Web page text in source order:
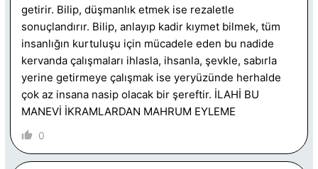
getirir. Bilip, düşmanlık etmek ise rezaletle
sonuçlandırır. Bilip, anlayıp kadir kıymet bilmek, tüm
insanlığın kurtuluşu için mücadele eden bu nadide
kervanda çalışmaları ihlasla, ihsanla, şevkle, sabırla
yerine getirmeye çalışmak ise yeryüzünde herhalde
çok az insana nasip olacak bir şereftir. İLAHİ BU
MANEVİ İKRAMLARDAN MAHRUM EYLEME
0